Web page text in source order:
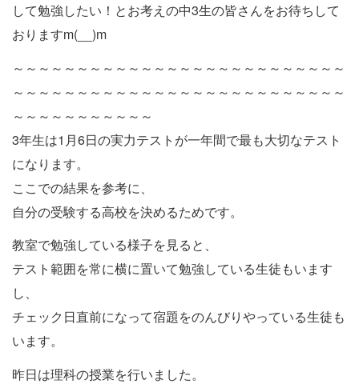
して勉強したい！とお考えの中3生の皆さんをお待ちして
おりますm(__)m
～～～～～～～～～～～～～～～～～～～～～～～～～～
～～～～～～～～～～～～～～～～～～～～～～～～～～
～～～～～～～～～～～
3年生は1月6日の実力テストが一年間で最も大切なテスト
になります。
ここでの結果を参考に、
自分の受験する高校を決めるためです。
教室で勉強している様子を見ると、
テスト範囲を常に横に置いて勉強している生徒もいます
し、
チェック日直前になって宿題をのんびりやっている生徒も
います。
昨日は理科の授業を行いました。